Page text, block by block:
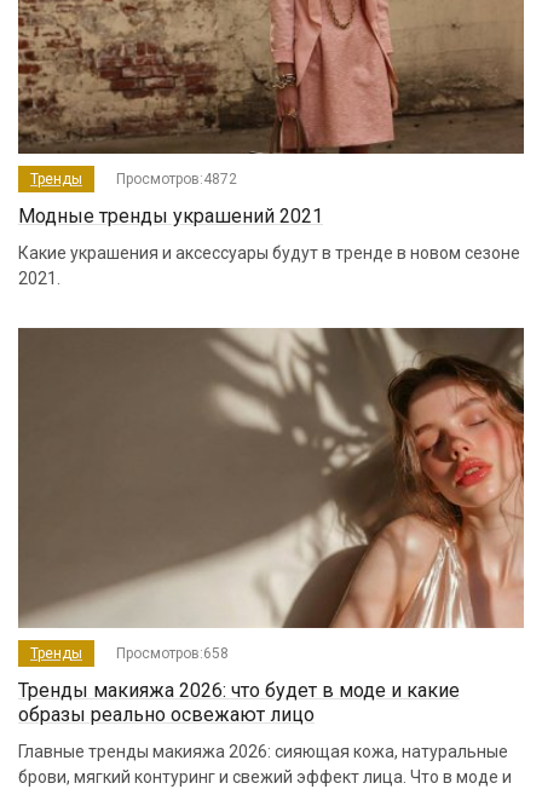
Тренды Просмотров:4872
Модные тренды украшений 2021
Какие украшения и аксессуары будут в тренде в новом сезоне
2021.
Тренды Просмотров:658
Тренды макияжа 2026: что будет в моде и какие
образы реально освежают лицо
Главные тренды макияжа 2026: сияющая кожа, натуральные
брови, мягкий контуринг и свежий эффект лица. Что в моде и